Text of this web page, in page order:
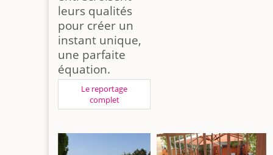
leurs qualités
pour créer un
instant unique,
une parfaite
équation.
Le reportage
complet